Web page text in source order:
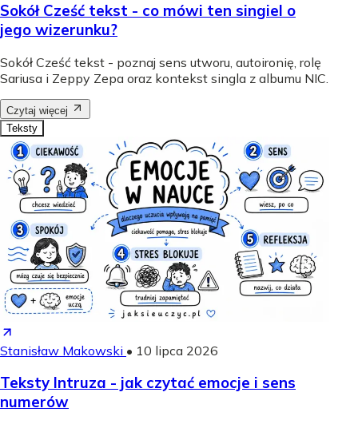
Sokół Cześć tekst - co mówi ten singiel o
jego wizerunku?
Sokół Cześć tekst - poznaj sens utworu, autoironię, rolę
Sariusa i Zeppy Zepa oraz kontekst singla z albumu NIC.
Czytaj więcej
Teksty
Stanisław Makowski • 10 lipca 2026
Teksty Intruza - jak czytać emocje i sens
numerów